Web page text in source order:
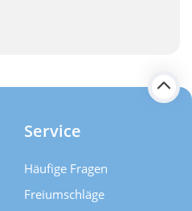
Service
Häufige Fragen
Freiumschläge